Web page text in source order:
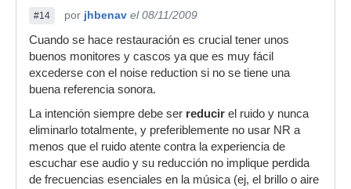
#14 por jhbenav el 08/11/2009
Cuando se hace restauración es crucial tener unos
buenos monitores y cascos ya que es muy fácil
excederse con el noise reduction si no se tiene una
buena referencia sonora.
La intención siempre debe ser reducir el ruido y nunca
eliminarlo totalmente, y preferiblemente no usar NR a
menos que el ruido atente contra la experiencia de
escuchar ese audio y su reducción no implique perdida
de frecuencias esenciales en la música (ej, el brillo o aire